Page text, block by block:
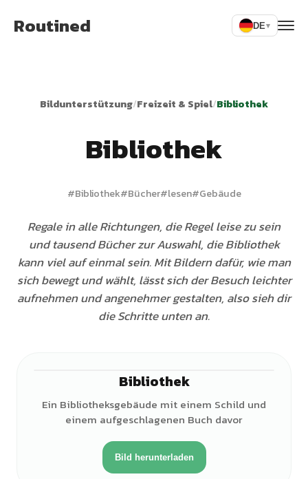
Routined DE▾
Bildunterstützung/Freizeit & Spiel/Bibliothek
Bibliothek
#Bibliothek#Bücher#lesen#Gebäude
Regale in alle Richtungen, die Regel leise zu sein
und tausend Bücher zur Auswahl, die Bibliothek
kann viel auf einmal sein. Mit Bildern dafür, wie man
sich bewegt und wählt, lässt sich der Besuch leichter
aufnehmen und angenehmer gestalten, also sieh dir
die Schritte unten an.
Bibliothek
Ein Bibliotheksgebäude mit einem Schild und
einem aufgeschlagenen Buch davor
Bild herunterladen